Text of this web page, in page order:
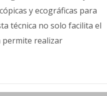
y ecográficas para
técnica no solo facilita el
permite realizar